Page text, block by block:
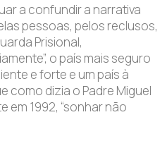
a confundir a narrativa
pessoas, pelos reclusos,
Prisional,
o país mais seguro
e forte e um país à
como dizia o Padre Miguel
em 1992, “sonhar não